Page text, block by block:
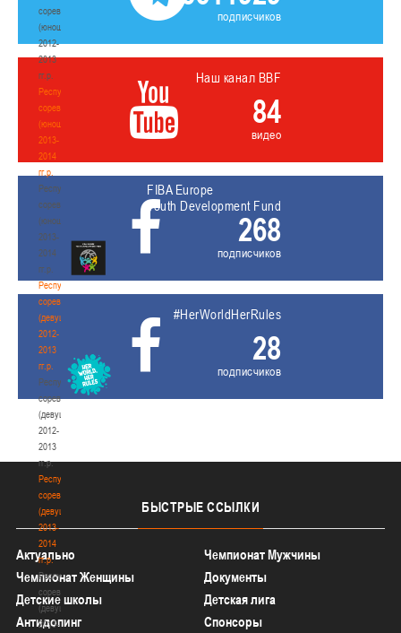
соревнования
(юноши)
2012-
2013
гг.р.
Республиканские
соревнования
(юноши)
2013-
2014
гг.р.
Республиканские
соревнования
(юноши)
2013-
2014
гг.р.
Республиканские
соревнования
(девушки)
2012-
2013
гг.р.
Республиканские
соревнования
(девушки)
2012-
2013
гг.р.
Республиканские
соревнования
(девушки)
2013-
2014
гг.р.
Республиканские
соревнования
(девушки)
2013-
подписчиков
Наш канал BBF
84
видео
FIBA Europe
Youth Development Fund
268
подписчиков
#HerWorldHerRules
28
подписчиков
БЫСТРЫЕ ССЫЛКИ
Актуально
Чемпионат Мужчины
Чемпионат Женщины
Документы
Детские школы
Детская лига
Антидопинг
Спонсоры